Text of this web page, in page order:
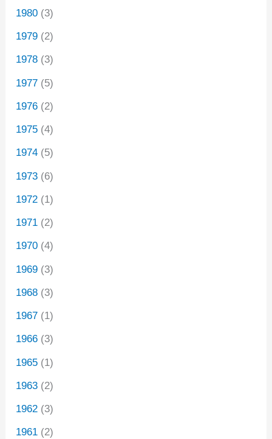
1980 (3)
1979 (2)
1978 (3)
1977 (5)
1976 (2)
1975 (4)
1974 (5)
1973 (6)
1972 (1)
1971 (2)
1970 (4)
1969 (3)
1968 (3)
1967 (1)
1966 (3)
1965 (1)
1963 (2)
1962 (3)
1961 (2)